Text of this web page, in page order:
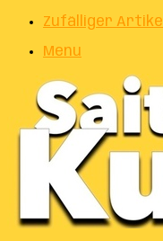
Zufälliger Artikel
Menu